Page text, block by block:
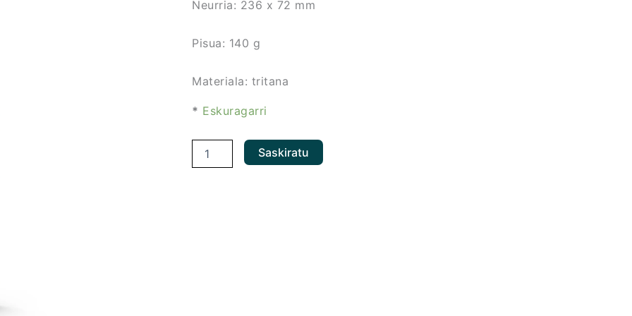
Neurria: 236 x 72 mm
Pisua: 140 g
Materiala: tritana
* Eskuragarri
Saskiratu